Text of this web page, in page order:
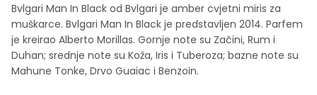
Bvlgari Man In Black od Bvlgari je amber cvjetni miris za
muškarce. Bvlgari Man In Black je predstavljen 2014. Parfem
je kreirao Alberto Morillas. Gornje note su Začini, Rum i
Duhan; srednje note su Koža, Iris i Tuberoza; bazne note su
Mahune Tonke, Drvo Guaiac i Benzoin.